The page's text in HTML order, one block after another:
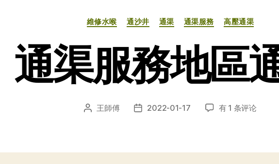
分
类
維修水喉 通沙井 通渠 通渠服務 高壓通渠
通渠服務地區
文 王師傅
发 2022-01-17
通
地
有 1 条评论